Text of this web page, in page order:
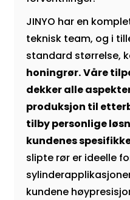
JINYO har en
teknisk team, og i
standard størrelse,
honingrør.Våre
dekker alle
produksjon til
tilby personlige
kundenes
slipte rør er ideelle
kundene